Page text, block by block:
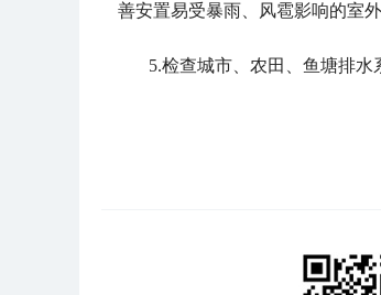
善安置易受暴雨、风雹影响的室外
5.检查城市、农田、鱼塘排水